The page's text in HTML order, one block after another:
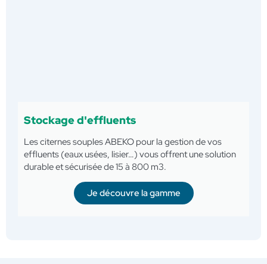
Stockage d'effluents
Les citernes souples ABEKO pour la gestion de vos
effluents (eaux usées, lisier…) vous offrent une solution
durable et sécurisée de 15 à 800 m3.
Je découvre la gamme